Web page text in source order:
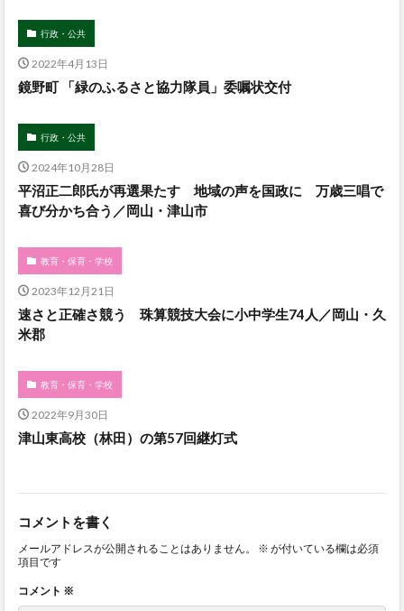
行政・公共
2022年4月13日
鏡野町 「緑のふるさと協力隊員」委嘱状交付
行政・公共
2024年10月28日
平沼正二郎氏が再選果たす 地域の声を国政に 万歳三唱で
喜び分かち合う／岡山・津山市
教育・保育・学校
2023年12月21日
速さと正確さ競う 珠算競技大会に小中学生74人／岡山・久
米郡
教育・保育・学校
2022年9月30日
津山東高校（林田）の第57回継灯式
コメントを書く
メールアドレスが公開されることはありません。 ※ が付いている欄は必須
項目です
コメント ※